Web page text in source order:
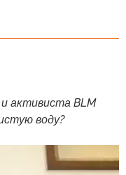
активиста BLM
воду?